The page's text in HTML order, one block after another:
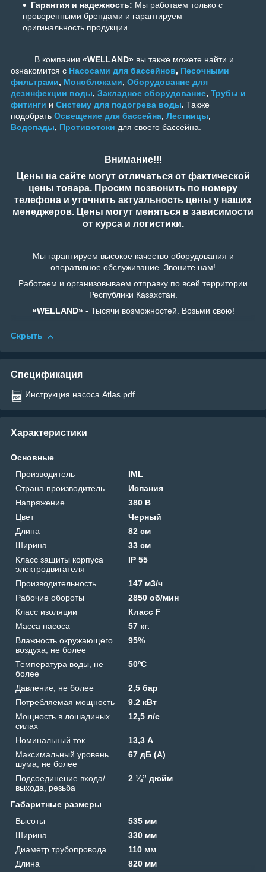
Гарантия и надежность: Мы работаем только с
проверенными брендами и гарантируем
оригинальность продукции.
В компании «WELLAND» вы также можете найти и
ознакомится с Насосами для бассейнов, Песочными
фильтрами, Моноблоками, Оборудование для
дезинфекции воды, Закладное оборудование, Трубы и
фитинги и Систему для подогрева воды. Также
подобрать Освещение для бассейна, Лестницы,
Водопады, Противотоки для своего бассейна.
Внимание!!!
Цены на сайте могут отличаться от фактической
цены товара. Просим позвонить по номеру
телефона и уточнить актуальность цены у наших
менеджеров. Цены могут меняться в зависимости
от курса и логистики.
Мы гарантируем высокое качество оборудования и
оперативное обслуживание. Звоните нам!
Работаем и организовываем отправку по всей территории
Республики Казахстан.
«WELLAND»- Тысячи возможностей. Возьми свою!
Скрыть
Спецификация
Инструкция насоса Atlas.pdf
Характеристики
Основные
Производитель
IML
Страна производитель
Испания
Напряжение
380 В
Цвет
Черный
Длина
82 см
Ширина
33 см
Класс защиты корпуса
электродвигателя
IP 55
Производительность
147 м3/ч
Рабочие обороты
2850 об/мин
Класс изоляции
Класс F
Масса насоса
57 кг.
Влажность окружающего
воздуха, не более
95%
Температура воды, не
более
50ºС
Давление, не более
2,5 бар
Потребляемая мощность
9.2 кВт
Мощность в лошадиных
силах
12,5 л/с
Номинальный ток
13,3 А
Максимальный уровень
шума, не более
67 дБ (А)
Подсоединение входа/
выхода, резьба
2 ¼” дюйм
Габаритные размеры
Высоты
535 мм
Ширина
330 мм
Диаметр трубопровода
110 мм
Длина
820 мм